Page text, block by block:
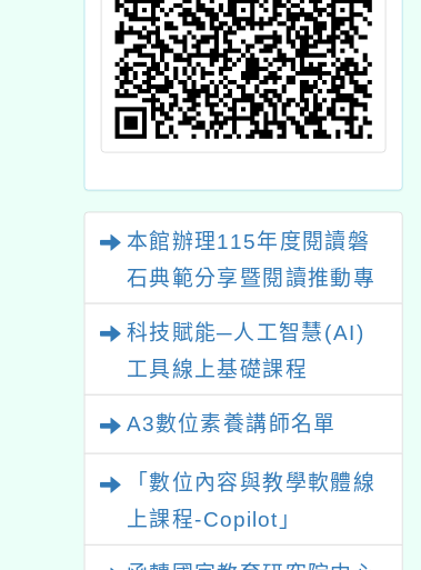
本館辦理115年度閱讀磐
石典範分享暨閱讀推動專
科技賦能─人工智慧(AI)
工具線上基礎課程
A3數位素養講師名單
「數位內容與教學軟體線
上課程-Copilot」
八月暑假親子
樂高積木爭霸
小車大挑戰」
藝文競賽